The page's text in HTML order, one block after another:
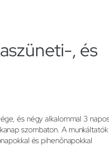
, és
és négy alkalommal 3
szombaton. A munkáltatók
és pihenőnapokkal